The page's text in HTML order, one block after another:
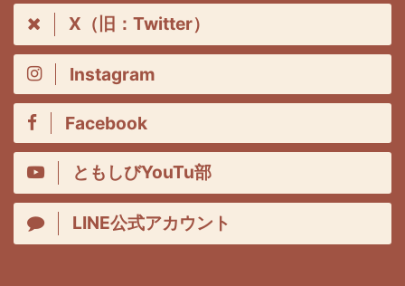
X（旧：Twitter）
Instagram
Facebook
ともしびYouTu部
LINE公式アカウント